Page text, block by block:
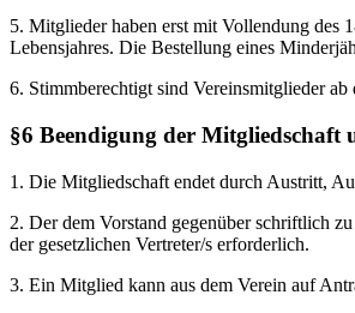
5. Mitglieder haben erst mit Vollendung des
Lebensjahres. Die Bestellung eines
6. Stimmberechtigt sind Vereinsmitglieder
§6 Beendigung der Mitgliedschaft
1. Die Mitgliedschaft endet durch Austritt,
2. Der dem Vorstand gegenüber schriftlich
der gesetzlichen Vertreter/s erforderlich.
3. Ein Mitglied kann aus dem Verein auf